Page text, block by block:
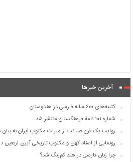
آخرین خبرها
کتیبه‌های ۶۰۰ ساله فارسی در هندوستان
شماره ۱۰۱ نامۀ فرهنگستان منتشر شد
روایت یک قرن صیانت از میراث مکتوب ایران به بیان
رونمایی از اسناد کهن و مکتوب تاریخی آیین
چرا زبان فارسی در هند کم‌رنگ شد؟